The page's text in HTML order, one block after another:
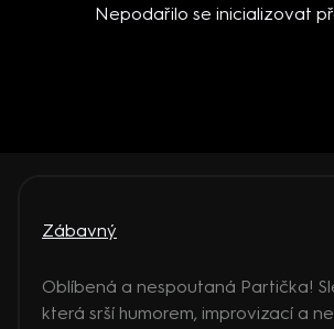
Nepodařilo se inicializovat
Zábavný
Oblíbená a nespoutaná Partička!
která srší humorem, improvizací a